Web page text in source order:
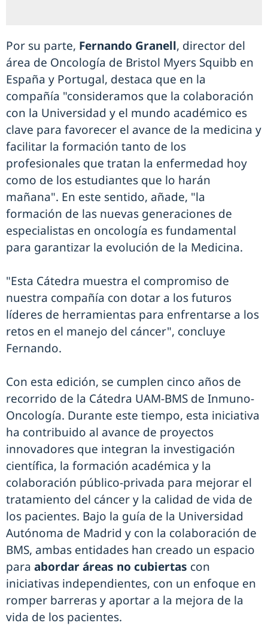
Por su parte, Fernando Granell, director del
área de Oncología de Bristol Myers Squibb en
España y Portugal, destaca que en la
compañía "consideramos que la colaboración
con la Universidad y el mundo académico es
clave para favorecer el avance de la medicina y
facilitar la formación tanto de los
profesionales que tratan la enfermedad hoy
como de los estudiantes que lo harán
mañana". En este sentido, añade, "la
formación de las nuevas generaciones de
especialistas en oncología es fundamental
para garantizar la evolución de la Medicina.
"Esta Cátedra muestra el compromiso de
nuestra compañía con dotar a los futuros
líderes de herramientas para enfrentarse a los
retos en el manejo del cáncer", concluye
Fernando.
Con esta edición, se cumplen cinco años de
recorrido de la Cátedra UAM-BMS de Inmuno-
Oncología. Durante este tiempo, esta iniciativa
ha contribuido al avance de proyectos
innovadores que integran la investigación
científica, la formación académica y la
colaboración público-privada para mejorar el
tratamiento del cáncer y la calidad de vida de
los pacientes. Bajo la guía de la Universidad
Autónoma de Madrid y con la colaboración de
BMS, ambas entidades han creado un espacio
para abordar áreas no cubiertas con
iniciativas independientes, con un enfoque en
romper barreras y aportar a la mejora de la
vida de los pacientes.